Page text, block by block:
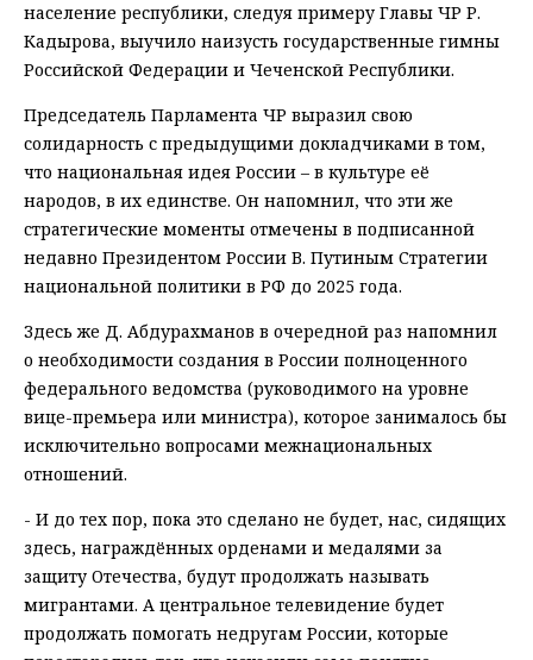
население республики, следуя примеру Главы ЧР Р.
Кадырова, выучило наизусть государственные гимны
Российской Федерации и Чеченской Республики.
Председатель Парламента ЧР выразил свою
солидарность с предыдущими докладчиками в том,
что национальная идея России – в культуре её
народов, в их единстве. Он напомнил, что эти же
стратегические моменты отмечены в подписанной
недавно Президентом России В. Путиным Стратегии
национальной политики в РФ до 2025 года.
Здесь же Д. Абдурахманов в очередной раз напомнил
о необходимости создания в России полноценного
федерального ведомства (руководимого на уровне
вице-премьера или министра), которое занималось бы
исключительно вопросами межнациональных
отношений.
- И до тех пор, пока это сделано не будет, нас, сидящих
здесь, награждённых орденами и медалями за
защиту Отечества, будут продолжать называть
мигрантами. А центральное телевидение будет
продолжать помогать недругам России, которые